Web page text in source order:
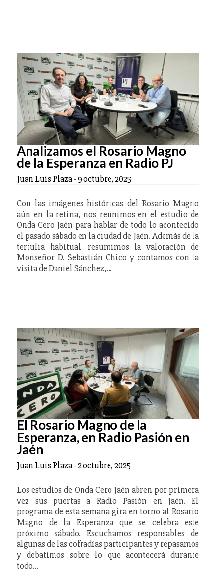
Analizamos el Rosario Magno
de la Esperanza en Radio PJ
Juan Luis Plaza-9 octubre, 2025
Con las imágenes históricas del Rosario Magno
aún en la retina, nos reunimos en el estudio de
Onda Cero Jaén para hablar de todo lo acontecido
el pasado sábado en la ciudad de Jaén. Además de la
tertulia habitual, resumimos la valoración de
Monseñor D. Sebastián Chico y contamos con la
visita de Daniel Sánchez,…
El Rosario Magno de la
Esperanza, en Radio Pasión en
Jaén
Juan Luis Plaza-2 octubre, 2025
Los estudios de Onda Cero Jaén abren por primera
vez sus puertas a Radio Pasión en Jaén. El
programa de esta semana gira en torno al Rosario
Magno de la Esperanza que se celebra este
próximo sábado. Escuchamos responsables de
algunas de las cofradías participantes y repasamos
y debatimos sobre lo que acontecerá durante
todo…